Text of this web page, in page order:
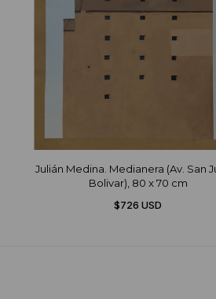
Julián Medina. Medianera (Av. San
Bolivar), 80 x 70 cm
$726 USD